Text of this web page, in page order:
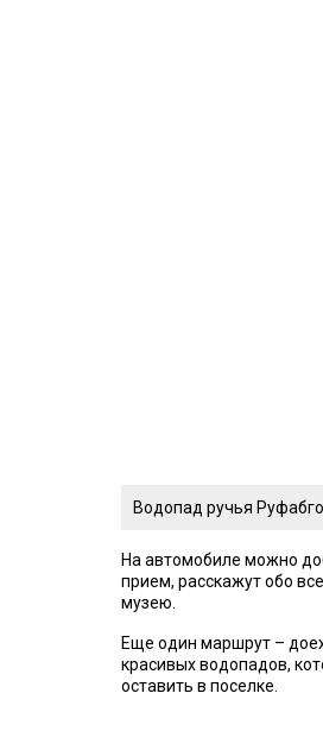
Водопад ручья
На автомобиле можно
прием, расскажут обо
музею.
Еще один маршрут –
красивых водопадов,
оставить в поселке.